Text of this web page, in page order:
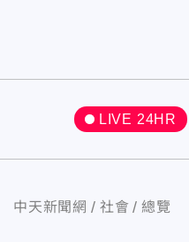
LIVE 24HR
中天新聞網 社會 總覽